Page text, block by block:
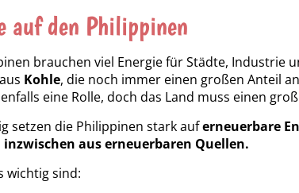
auf den Philippinen
brauchen viel Energie für Städte, Industrie
Kohle, die noch immer einen großen Anteil
eine Rolle, doch das Land muss einen
setzen die Philippinen stark auferneuerbare
aus erneuerbaren Quellen.
wichtig sind: